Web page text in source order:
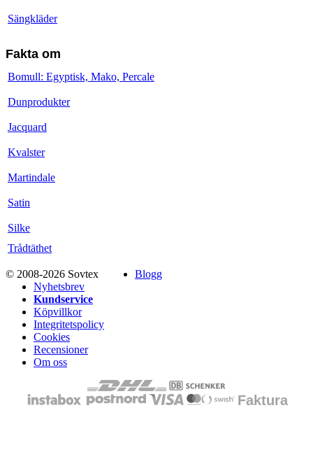
Sängkläder
Fakta om
Bomull: Egyptisk, Mako, Percale
Dunprodukter
Jacquard
Kvalster
Martindale
Satin
Silke
Trådtäthet
© 2008-2026 Sovtex
Blogg
Nyhetsbrev
Kundservice
Köpvillkor
Integritetspolicy
Cookies
Recensioner
Om oss